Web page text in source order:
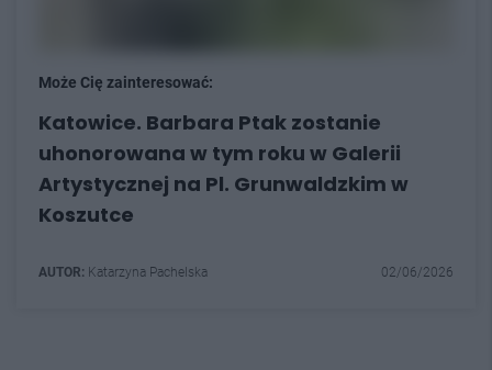
Może Cię zainteresować:
Katowice. Barbara Ptak zostanie
uhonorowana w tym roku w Galerii
Artystycznej na Pl. Grunwaldzkim w
Koszutce
AUTOR: Katarzyna Pachelska 02/06/2026